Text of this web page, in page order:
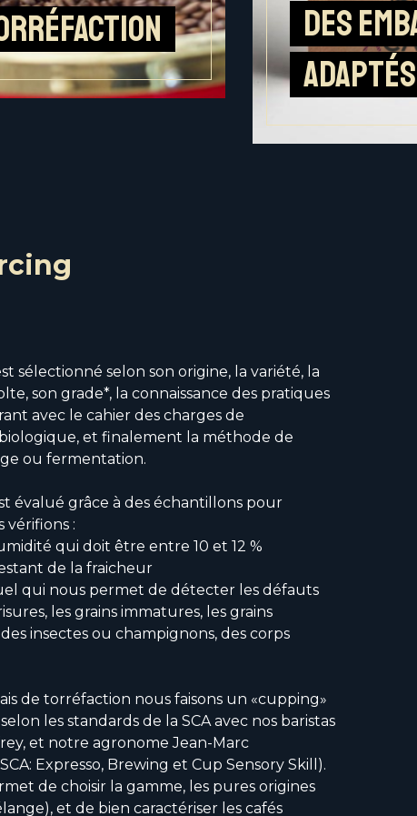
Des
adaptés
sélectionné selon son origine, la variété, la
son grade*, la connaissance des pratiques
avec le cahier des charges de
et finalement la méthode de
ou fermentation.
évalué grâce à des échantillons pour
vérifions :
qui doit être entre 10 et 12 %
de la fraicheur
qui nous permet de détecter les défauts
les grains immatures, les grains
insectes ou champignons, des corps
de torréfaction nous faisons un «cupping»
les standards de la SCA avec nos baristas
et notre agronome Jean-Marc
Expresso, Brewing et Cup Sensory Skill).
de choisir la gamme, les pures origines
et de bien caractériser les cafés